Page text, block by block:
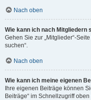
Nach oben
Wie kann ich nach Mitgliedern
Gehen Sie zur „Mitglieder“-
suchen“.
Nach oben
Wie kann ich meine eigenen
Ihre eigenen Beiträge können
Beiträge“ im Schnellzugriff